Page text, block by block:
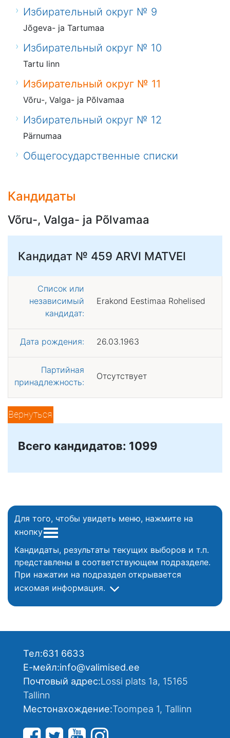
Избирательный округ № 9
Jõgeva- ja Tartumaa
Избирательный округ № 10
Tartu linn
Избирательный округ № 11
Võru-, Valga- ja Põlvamaa
Избирательный округ № 12
Pärnumaa
Общегосударственные списки
Кандидаты
Võru-, Valga- ja Põlvamaa
Кандидат № 459 ARVI MATVEI
Список или
независимый
кандидат:
Erakond Eestimaa Rohelised
Дата рождения: 26.03.1963
Партийная
принадлежность:
Отсутствует
Вернуться
Всего кандидатов: 1099
Для того, чтобы увидеть меню, нажмите на
кнопку
Кандидаты, результаты текущих выборов и т.п.
представлены в соответствующем подразделе.
При нажатии на подраздел открывается
искомая информация.
Тел:631 6633
Е-мейл:info@valimised.ee
Почтовый адрес:Lossi plats 1a, 15165
Tallinn
Местонахождение:Toompea 1, Tallinn